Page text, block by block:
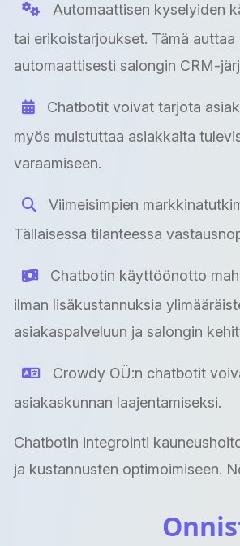
Automaattisen kyselyiden
tai erikoistarjoukset. Tämä
automaattisesti salongin CRM-
Chatbotit voivat tarjota
myös muistuttaa asiakkaita
varaamiseen.
Viimeisimpien
Tällaisessa tilanteessa
Chatbotin käyttöönotto
ilman lisäkustannuksia
asiakaspalveluun ja salongin
Crowdy OÜ:n chatbotit
asiakaskunnan laajentamiseksi.
Chatbotin integrointi
ja kustannusten optimoimiseen.